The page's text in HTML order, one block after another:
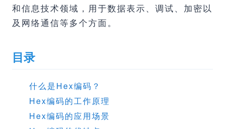
和信息技术领域，用于数据表示、调试、加密以
及网络通信等多个方面。
目录
什么是Hex编码？
Hex编码的工作原理
Hex编码的应用场景